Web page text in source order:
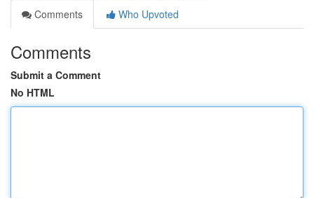
Comments
Who Upvoted
Comments
Submit a Comment
No HTML